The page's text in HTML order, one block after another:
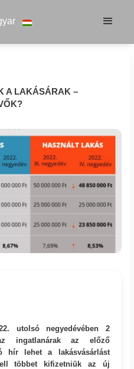
A LAKÁSÁRAK –
utolsó negyedévében 2
ingatlanárak az előző
hír lehet a lakásvásárlást
többet kifizetniük az új